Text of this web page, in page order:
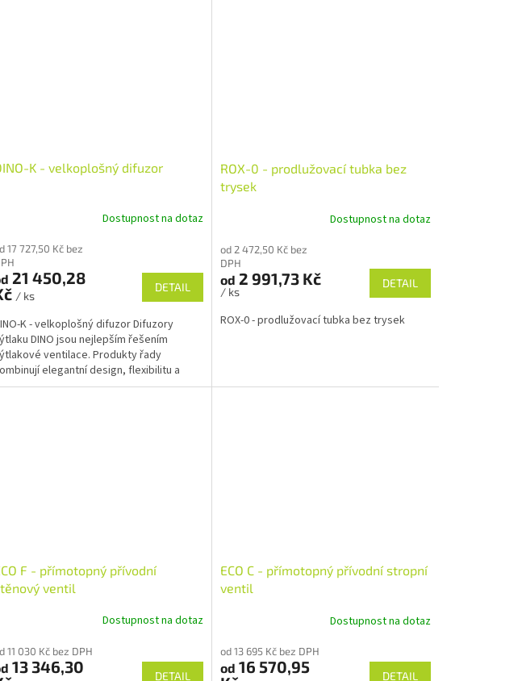
K - velkoplošný difuzor
Dostupnost na dotaz
17 727,50 Kč bez
21 450,28
/ ks
DETAIL
K - velkoplošný difuzor Difuzory
DINO jsou nejlepším řešením
ventilace. Produkty řady
elegantní design, flexibilitu a
kapacitu....
ROX-0 - prodlužovací tubka bez
trysek
Dostupnost na dotaz
od 2 472,50 Kč bez
DPH
od 2 991,73 Kč
/ ks
DETAIL
ROX-0 - prodlužovací tubka bez trysek
F - přímotopný přívodní
ventil
Dostupnost na dotaz
11 030 Kč bez DPH
13 346,30
DETAIL
ECO C - přímotopný přívodní stropní
ventil
Dostupnost na dotaz
od 13 695 Kč bez DPH
od 16 570,95
DETAIL